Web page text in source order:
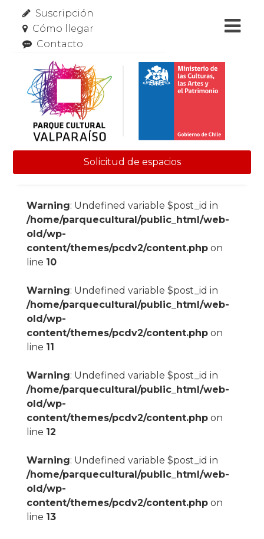
Suscripción
Cómo llegar
Contacto
Solicitud de espacios
Warning: Undefined variable $post_id in
/home/parquecultural/public_html/web-
old/wp-
content/themes/pcdv2/content.phpon
line 10
Warning: Undefined variable $post_id in
/home/parquecultural/public_html/web-
old/wp-
content/themes/pcdv2/content.phpon
line 11
Warning: Undefined variable $post_id in
/home/parquecultural/public_html/web-
old/wp-
content/themes/pcdv2/content.phpon
line 12
Warning: Undefined variable $post_id in
/home/parquecultural/public_html/web-
old/wp-
content/themes/pcdv2/content.phpon
line 13